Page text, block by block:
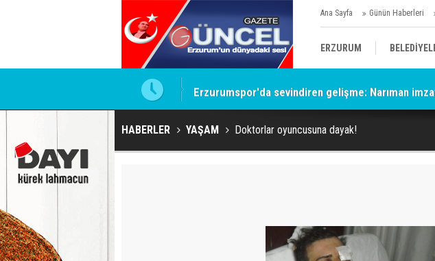
Ana Sayfa Günün Haberleri
ERZURUM
SİYASET AFAD/
KÜLTÜR/SANAT//
Erzurumspor'da sevindiren gelişme: Narıman
HABERLER YAŞAM Doktorlar oyuncusuna dayak!